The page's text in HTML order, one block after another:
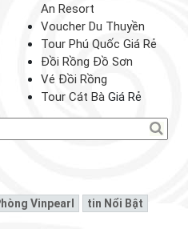
An Resort
Voucher Du Thuyền
Tour Phú Quốc Giá Rẻ
Đồi Rồng Đồ Sơn
Vé Đồi Rồng
Tour Cát Bà Giá Rẻ
Vinpearl Tin Nổi Bật